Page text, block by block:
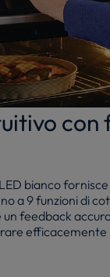
con
bianco
a 9 funzioni di
feedback
efficacemente